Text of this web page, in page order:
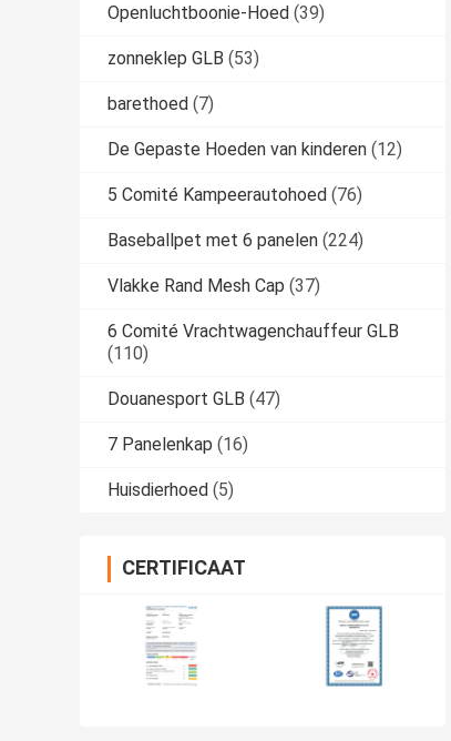
Openluchtboonie-Hoed (39)
zonneklep GLB (53)
barethoed (7)
De Gepaste Hoeden van kinderen (12)
5 Comité Kampeerautohoed (76)
Baseballpet met 6 panelen (224)
Vlakke Rand Mesh Cap (37)
6 Comité Vrachtwagenchauffeur GLB
(110)
Douanesport GLB (47)
7 Panelenkap (16)
Huisdierhoed (5)
CERTIFICAAT